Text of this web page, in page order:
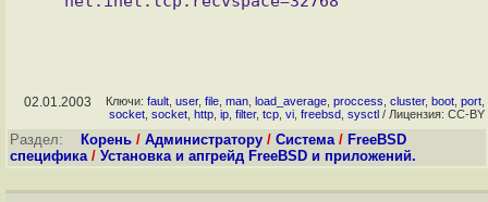
02.01.2003 Ключи: fault user, file man load_average proccess cluster, boot port
socket socket http ip filter, tcp vi freebsd sysctl / Лицензия: CC-BY
Раздел: Корень / Администратору / Система/ FreeBSD
специфика/ Установка и апгрейд FreeBSD и приложений.